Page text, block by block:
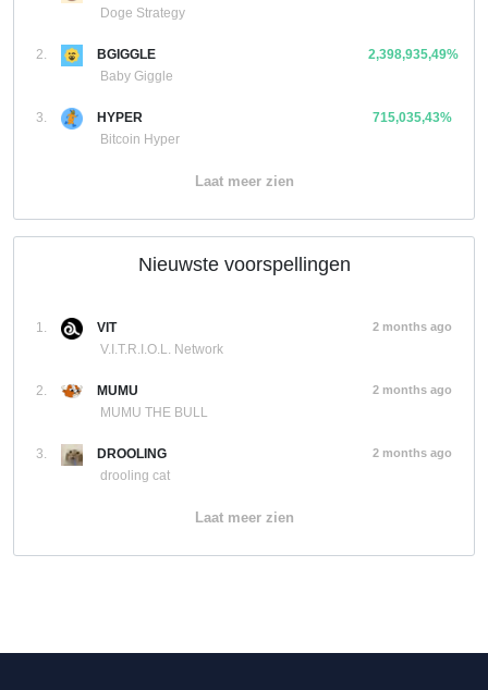
Doge Strategy
2.
BGIGGLE
Baby Giggle
2,398,935,49%
3.
HYPER
Bitcoin Hyper
715,035,43%
Laat meer zien
Nieuwste voorspellingen
1.
VIT
V.I.T.R.I.O.L. Network
2 months ago
2.
MUMU
MUMU THE BULL
2 months ago
3.
DROOLING
drooling cat
2 months ago
Laat meer zien